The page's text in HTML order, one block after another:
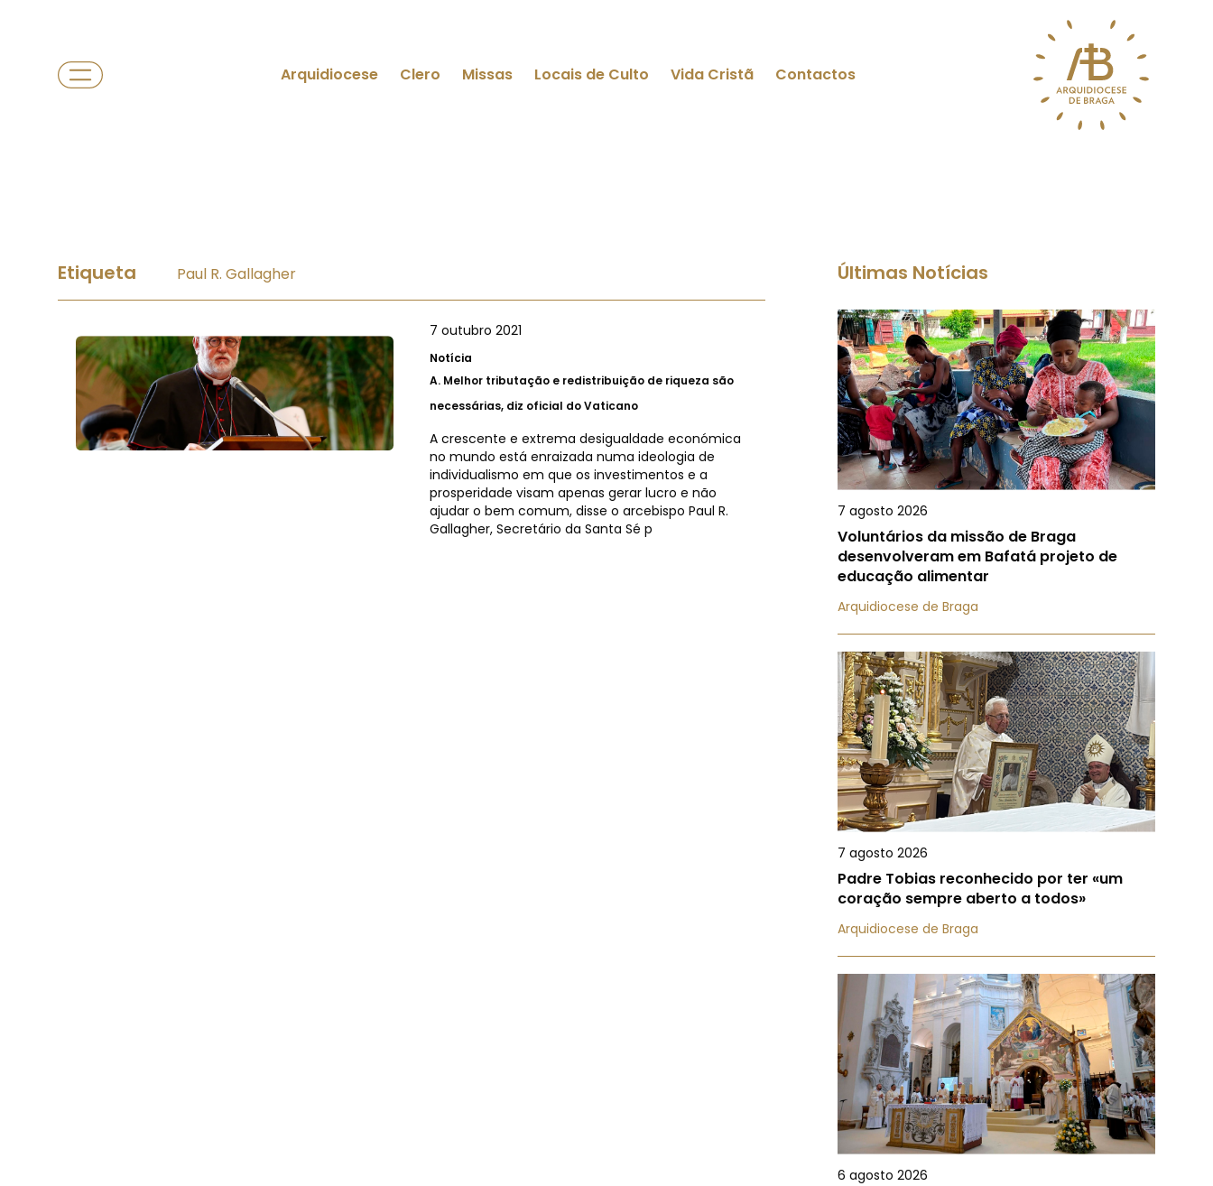
Arquidiocese Clero Missas Locais de Culto Vida Cristã Contactos
Etiqueta Paul R. Gallagher
7 outubro 2021
Notícia
A. Melhor tributação e redistribuição de riqueza são
necessárias, diz oficial do Vaticano
A crescente e extrema desigualdade económica
no mundo está enraizada numa ideologia de
individualismo em que os investimentos e a
prosperidade visam apenas gerar lucro e não
ajudar o bem comum, disse o arcebispo Paul R.
Gallagher, Secretário da Santa Sé p
Últimas Notícias
7 agosto 2026
Voluntários da missão de Braga
desenvolveram em Bafatá projeto de
educação alimentar
Arquidiocese de Braga
7 agosto 2026
Padre Tobias reconhecido por ter «um
coração sempre aberto a todos»
Arquidiocese de Braga
6 agosto 2026